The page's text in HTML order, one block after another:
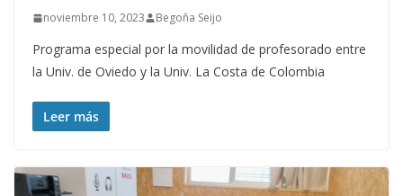
noviembre 10, 2023 Begoña Seijo
Programa especial por la movilidad de profesorado entre
la Univ. de Oviedo y la Univ. La Costa de Colombia
Leer más